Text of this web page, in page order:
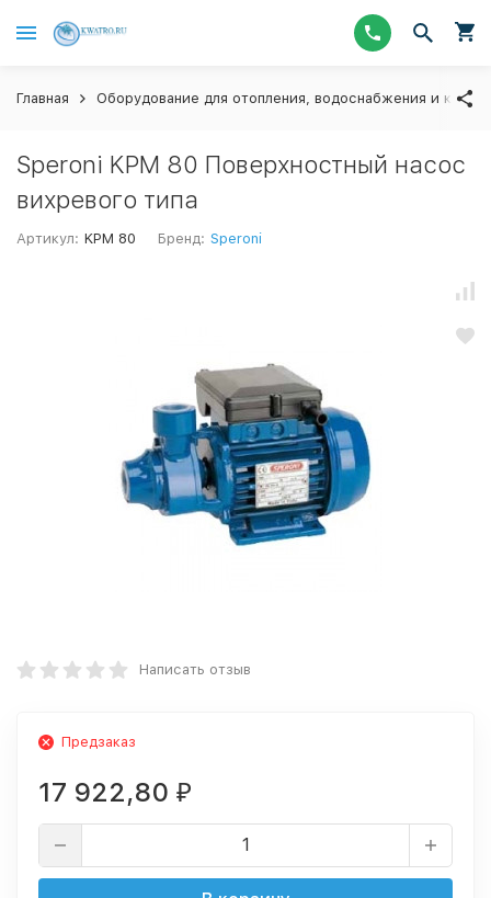
Главная Оборудование для отопления, водоснабжения и
Speroni KPM 80 Поверхностный насос
вихревого типа
Артикул: KPM 80 Бренд: Speroni
Написать отзыв
Предзаказ
17 922,80 ₽